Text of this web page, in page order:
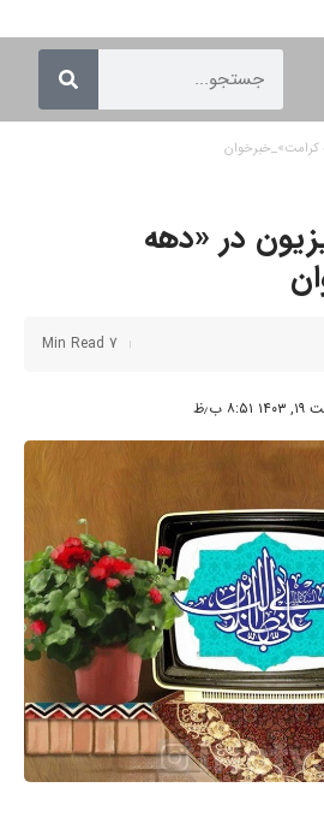
کرامت»_خبرخوان
در «دهه
7 Min Read